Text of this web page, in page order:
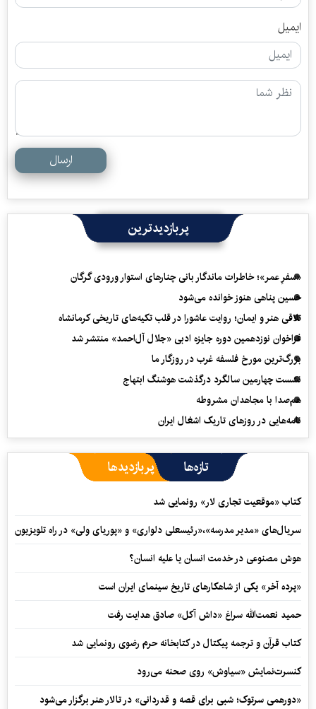
ایمیل
ارسال
پربازدیدترین
«سفرِ عمر»؛ خاطرات ماندگار بانی چنارهای استوار ورودی گرگان
حسین پناهی هنوز خوانده می‌شود
تلاقی هنر و ایمان؛ روایت عاشورا در قلب تکیه‌های تاریخی کرمانشاه
فراخوان نوزدهمین دوره جایزه ادبی «جلال آل‌احمد» منتشر شد
بزرگ‌ترین مورخ فلسفه غرب در روزگار ما
نشست چهارمین سالگرد درگذشت هوشنگ ابتهاج
هم‌صدا با مجاهدان مشروطه
نامه‌هایی در روزهای تاریک اشغال ایران
تازه‌ها پربازدیدها
کتاب «موقعیت تجاری لار» رونمایی شد
سریال‌های «مدیر مدرسه»،«رئیسعلی دلواری» و «پوریای ولی» در راه تلویزیون
هوش مصنوعی در خدمت انسان یا علیه انسان؟
«پرده آخر» یکی از شاهکارهای تاریخ سینمای ایران است
حمید نعمت‌‏الله سراغ «داش آکل» صادق هدایت رفت
کتاب قرآن و ترجمه پیکتال در کتابخانه حرم رضوی رونمایی شد
کنسرت‌نمایش «سیاوش» روی صحنه می‌رود
«دورهمی سرتوک؛ شبی برای قصه و قدردانی» در تالار هنر برگزار می‌شود